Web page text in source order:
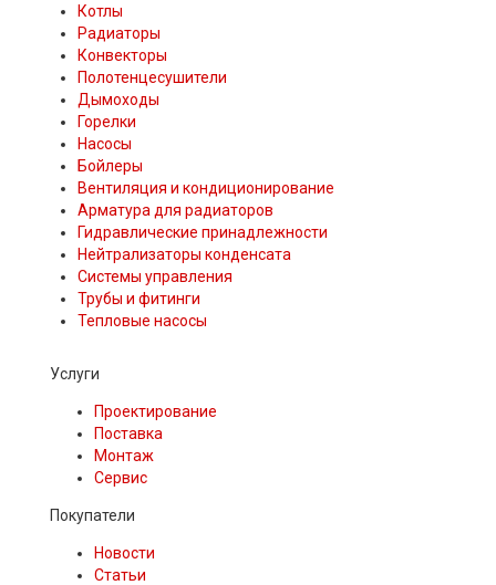
Котлы
Радиаторы
Конвекторы
Полотенцесушители
Дымоходы
Горелки
Насосы
Бойлеры
Вентиляция и кондиционирование
Арматура для радиаторов
Гидравлические принадлежности
Нейтрализаторы конденсата
Системы управления
Трубы и фитинги
Тепловые насосы
Услуги
Проектирование
Поставка
Монтаж
Сервис
Покупатели
Новости
Статьи